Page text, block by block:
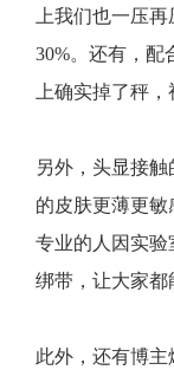
上我们也一压
30%。还有，配
上确实掉了秤
另外，头显接
的皮肤更薄更
专业的人因实验
绑带，让大家都
此外，还有博主